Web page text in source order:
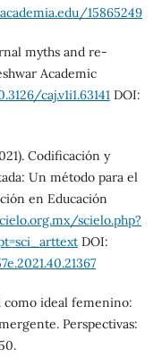
15865249
myths and re-
Academic
caj.v1i1.63141DOI:
Codificación y
Un método para el
en Educación
scielo.php?
DOI:
como ideal femenino:
Perspectivas: